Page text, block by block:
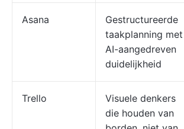
Asana
Gestructureerde
taakplanning met
AI-aangedreven
duidelijkheid
Trello
Visuele denkers
die houden van